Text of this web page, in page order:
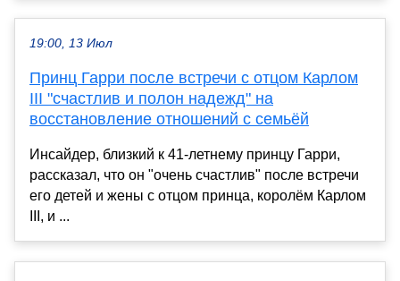
19:00, 13 Июл
Принц Гарри после встречи с отцом Карлом
III "счастлив и полон надежд" на
восстановление отношений с семьёй
Инсайдер, близкий к 41-летнему принцу Гарри,
рассказал, что он "очень счастлив" после встречи
его детей и жены с отцом принца, королём Карлом
III, и ...